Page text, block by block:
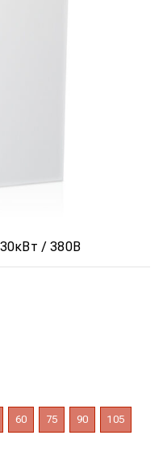
/ 380В
60 75 90 105